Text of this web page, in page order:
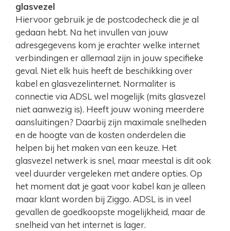
glasvezel
Hiervoor gebruik je de postcodecheck die je al
gedaan hebt. Na het invullen van jouw
adresgegevens kom je erachter welke internet
verbindingen er allemaal zijn in jouw specifieke
geval. Niet elk huis heeft de beschikking over
kabel en glasvezelinternet. Normaliter is
connectie via ADSL wel mogelijk (mits glasvezel
niet aanwezig is). Heeft jouw woning meerdere
aansluitingen? Daarbij zijn maximale snelheden
en de hoogte van de kosten onderdelen die
helpen bij het maken van een keuze. Het
glasvezel netwerk is snel, maar meestal is dit ook
veel duurder vergeleken met andere opties. Op
het moment dat je gaat voor kabel kan je alleen
maar klant worden bij Ziggo. ADSL is in veel
gevallen de goedkoopste mogelijkheid, maar de
snelheid van het internet is lager.